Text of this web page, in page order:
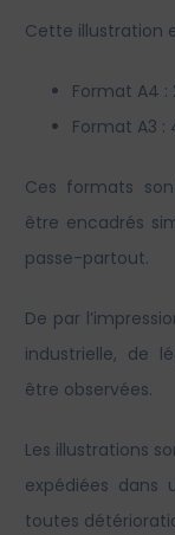
Cette illustration
Format A4 :
Format A3 :
Ces formats
être encadrés
passe-partout.
De par
industrielle, de
être observées.
Les illustrations
expédiées dans
toutes